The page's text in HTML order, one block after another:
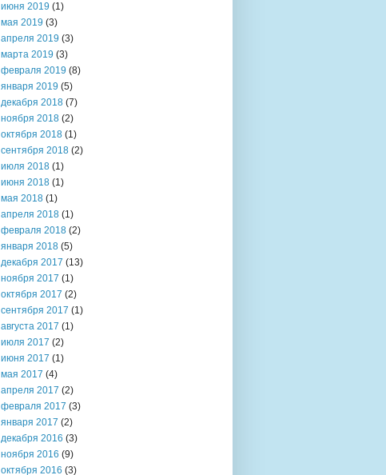
июня 2019 (1)
мая 2019 (3)
апреля 2019 (3)
марта 2019 (3)
февраля 2019 (8)
января 2019 (5)
декабря 2018 (7)
ноября 2018 (2)
октября 2018 (1)
сентября 2018 (2)
июля 2018 (1)
июня 2018 (1)
мая 2018 (1)
апреля 2018 (1)
февраля 2018 (2)
января 2018 (5)
декабря 2017 (13)
ноября 2017 (1)
октября 2017 (2)
сентября 2017 (1)
августа 2017 (1)
июля 2017 (2)
июня 2017 (1)
мая 2017 (4)
апреля 2017 (2)
февраля 2017 (3)
января 2017 (2)
декабря 2016 (3)
ноября 2016 (9)
октября 2016 (3)